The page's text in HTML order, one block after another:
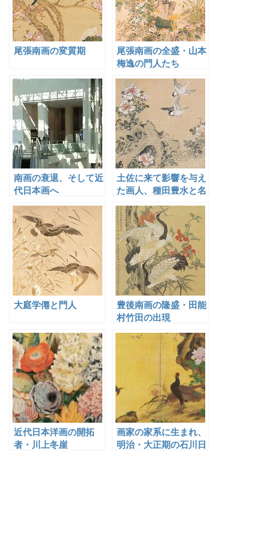
尾張南画の変質期
尾張南画の全盛・山本
梅逸の門人たち
南画の衰退、そして近
代日本画へ
土佐に来て影響を与え
た画人、種田豊水と名
草逸峰
大庭学僊と門人
豊後南画の隆盛・田能
村竹田の出現
近代日本洋画の開拓
者・川上冬崖
画家の家系に生まれ、
明治・大正期の石川日